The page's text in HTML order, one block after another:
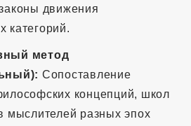
движения
категорий.
метод
Сопоставление
концепций, школ
мыслителей разных эпох